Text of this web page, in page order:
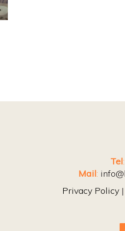
Tel:
Mail:
Privacy Policy|